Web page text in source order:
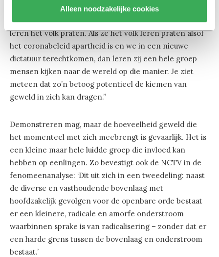
Alleen noodzakelijke cookies
“Politici hebben brede toegang tot allerlei media en
leren het volk praten. Als ze het volk leren praten alsof
het coronabeleid apartheid is en we in een nieuwe
dictatuur terechtkomen, dan leren zij een hele groep
mensen kijken naar de wereld op die manier. Je ziet
meteen dat zo’n betoog potentieel de kiemen van
geweld in zich kan dragen.”
Demonstreren mag, maar de hoeveelheid geweld die
het momenteel met zich meebrengt is gevaarlijk. Het is
een kleine maar hele luidde groep die invloed kan
hebben op eenlingen. Zo bevestigt ook de NCTV in de
fenomeenanalyse: ‘Dit uit zich in een tweedeling: naast
de diverse en vasthoudende bovenlaag met
hoofdzakelijk gevolgen voor de openbare orde bestaat
er een kleinere, radicale en amorfe onderstroom
waarbinnen sprake is van radicalisering – zonder dat er
een harde grens tussen de bovenlaag en onderstroom
bestaat.’